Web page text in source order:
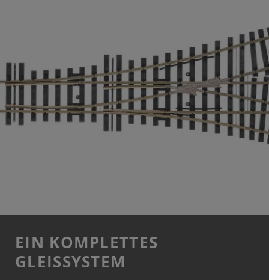
EIN KOMPLETTES
GLEISSYSTEM